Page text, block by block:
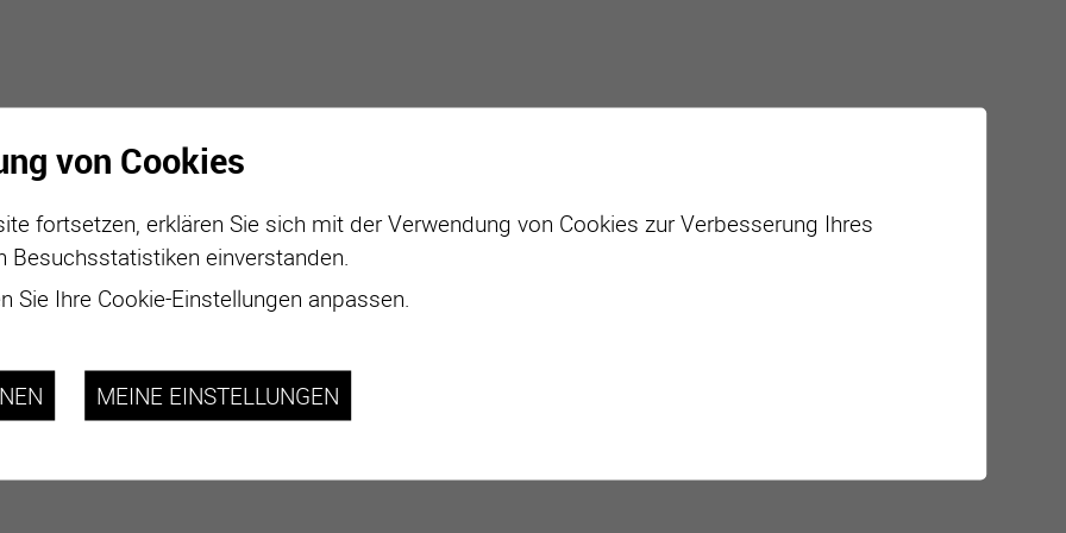
von Cookies
fortsetzen, erklären Sie sich mit der Verwendung von Cookies zur Verbesserung Ihres
Besuchsstatistiken einverstanden.
Sie Ihre Cookie-Einstellungen anpassen.
MEINE EINSTELLUNGEN